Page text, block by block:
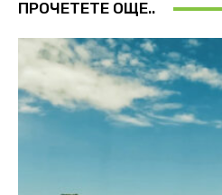
ПРОЧЕТЕТЕ ОЩЕ..